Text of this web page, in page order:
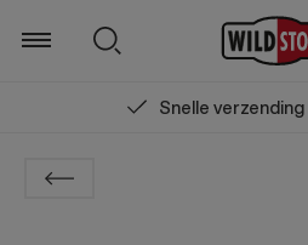
Snelle verzending
Zoeken